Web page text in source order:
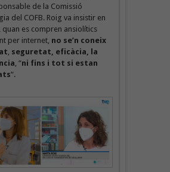
de la Comissió
del COFB. Roig va insistir en
quan es compren ansiolítics
per internet, no se’n coneix
seguretat, eficàcia, la
, “ni fins i tot si estan
“.